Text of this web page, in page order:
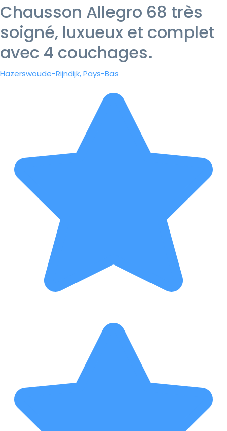
Chausson Allegro 68 très
soigné, luxueux et complet
avec 4 couchages.
Hazerswoude-Rijndijk, Pays-Bas